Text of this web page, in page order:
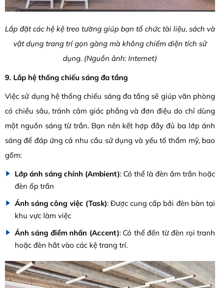
Lắp đặt các hệ kệ treo tường giúp bạn tổ chức tài liệu, sách và
vật dụng trang trí gọn gàng mà không chiếm diện tích sử
dụng. (Nguồn ảnh: Internet)
9. Lắp hệ thống chiếu sáng đa tầng
Việc sử dụng hệ thống chiếu sáng đa tầng sẽ giúp văn phòng
có chiều sâu, tránh cảm giác phẳng và đơn điệu do chỉ dùng
một nguồn sáng từ trần. Bạn nên kết hợp đầy đủ ba lớp ánh
sáng để đáp ứng cả nhu cầu sử dụng và yếu tố thẩm mỹ, bao
gồm:
Lớp ánh sáng chính (Ambient): Có thể là đèn âm trần hoặc
đèn ốp trần
Ánh sáng công việc (Task): Được cung cấp bởi đèn bàn tại
khu vực làm việc
Ánh sáng điểm nhấn (Accent): Có thể đến từ đèn rọi tranh
hoặc đèn hắt vào các kệ trang trí.